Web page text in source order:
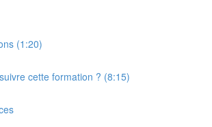
(1:20)
cette formation ? (8:15)